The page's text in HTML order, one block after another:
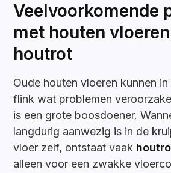
Veelvoorkomende
met houten
houtrot
Oude houten vloeren kunnen
flink wat problemen
is een grote boosdoener.
langdurig aanwezig is in de
vloer zelf, ontstaat vaak
alleen voor een zwakke